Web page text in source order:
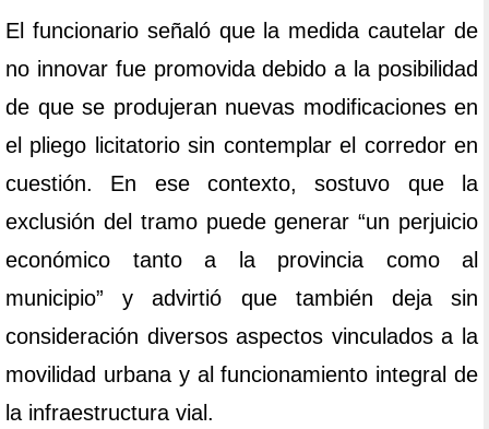
El funcionario señaló que la medida cautelar de
no innovar fue promovida debido a la posibilidad
de que se produjeran nuevas modificaciones en
el pliego licitatorio sin contemplar el corredor en
cuestión. En ese contexto, sostuvo que la
exclusión del tramo puede generar “un perjuicio
económico tanto a la provincia como al
municipio” y advirtió que también deja sin
consideración diversos aspectos vinculados a la
movilidad urbana y al funcionamiento integral de
la infraestructura vial.